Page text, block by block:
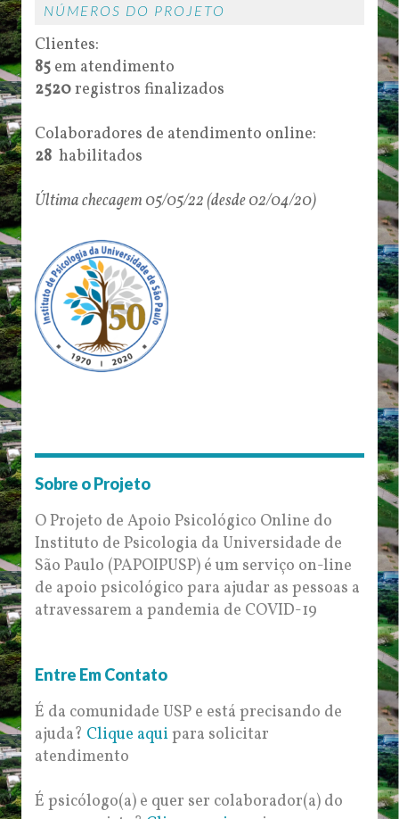
NÚMEROS DO PROJETO
Clientes:
85 em atendimento
2520registros finalizados
Colaboradores de atendimento online:
28 habilitados
Última checagem 05/05/22 (desde 02/04/20)
Sobre o Projeto
O Projeto de Apoio Psicológico Online do
Instituto de Psicologia da Universidade de
São Paulo (PAPOIPUSP) é um serviço on-line
de apoio psicológico para ajudar as pessoas a
atravessarem a pandemia de COVID-19
Entre Em Contato
É da comunidade USP e está precisando de
ajuda? Clique aquipara solicitar
atendimento
É psicólogo(a) e quer ser colaborador(a) do